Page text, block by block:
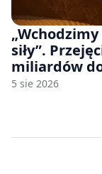
siły”.
miliardów
5 sie 2026